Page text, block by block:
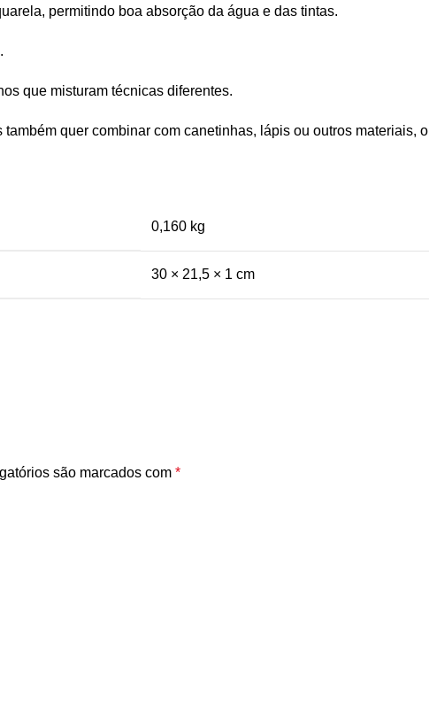
permitindo boa absorção da água e das tintas.
que misturam técnicas diferentes.
quer combinar com canetinhas, lápis ou outros materiais, o
0,160 kg
30 × 21,5 × 1 cm
são marcados com *